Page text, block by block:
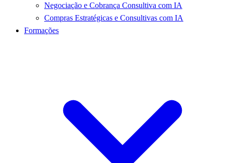
Negociação e Cobrança Consultiva com IA
Compras Estratégicas e Consultivas com IA
Formações